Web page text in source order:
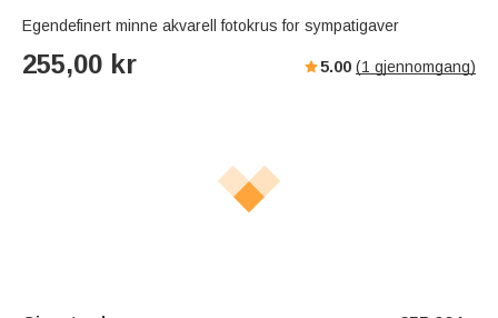
Egendefinert minne akvarell fotokrus for sympatigaver
255,00 kr 5.00 (1 gjennomgang)